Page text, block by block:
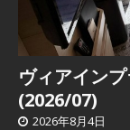
ヴィアイン
(2026/07)
2026年8月4日